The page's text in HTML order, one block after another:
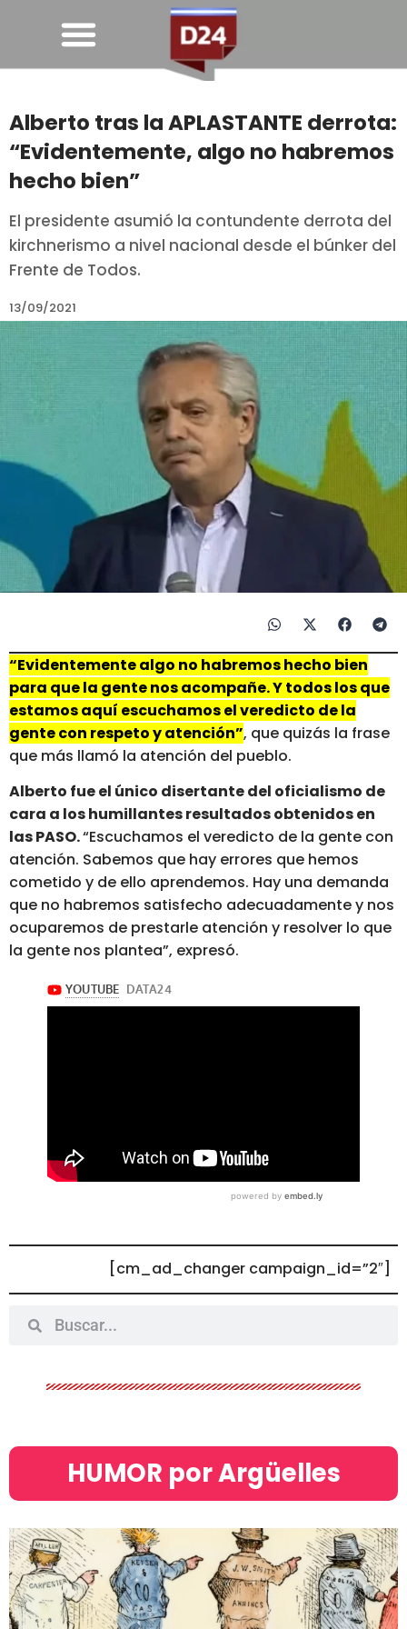
Alberto tras la APLASTANTE derrota:
“Evidentemente, algo no habremos
hecho bien”
El presidente asumió la contundente derrota del
kirchnerismo a nivel nacional desde el búnker del
Frente de Todos.
13/09/2021
“Evidentemente algo no habremos hecho bien
para que la gente nos acompañe. Y todos los que
estamos aquí escuchamos el veredicto de la
gente con respeto y atención”, que quizás la frase
que más llamó la atención del pueblo.
Alberto fue el único disertante del oficialismo de
cara a los humillantes resultados obtenidos en
las PASO.“Escuchamos el veredicto de la gente con
atención. Sabemos que hay errores que hemos
cometido y de ello aprendemos. Hay una demanda
que no habremos satisfecho adecuadamente y nos
ocuparemos de prestarle atención y resolver lo que
la gente nos plantea”, expresó.
[cm_ad_changer campaign_id=”2″]
HUMOR por Argüelles​